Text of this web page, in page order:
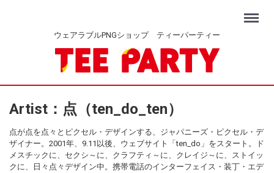
ウェアラブルPNGショップ ティーパーティー
Menu
Artist：点（ten_do_ten）
点が点を点々とピクセル・デザインする、ジャパニーズ・ピクセル・デ
ザイナー。2001年、9.11以後、ウェブサイト「ten_do」をスタート。ド
メスチックに、セクシ～に、クラフティ～に、クレイジ～に、ストイッ
クに、日々点々デザイン中。携帯電話のインターフェイス・装丁・エデ